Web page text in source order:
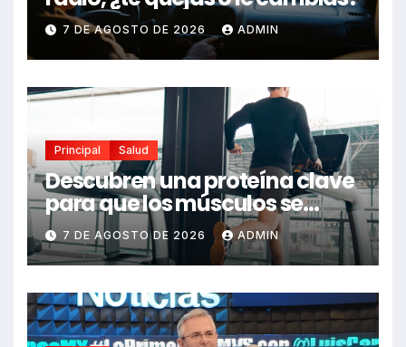
7 DE AGOSTO DE 2026 ADMIN
Principal Salud
Descubren una proteína clave
para que los músculos se
regeneren: el hallazgo abre
nuevas esperanzas contra
enfermedades y el cáncer
7 DE AGOSTO DE 2026 ADMIN